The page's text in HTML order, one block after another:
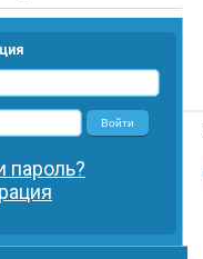
Войти
пароль?